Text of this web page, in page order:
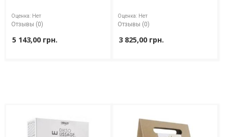
50/250/250 ml
Оценка: Нет
Отзывы (0)
5 143,00 грн.
+ cr200ml + crystals50ml)
Оценка: Нет
Отзывы (0)
3 825,00 грн.